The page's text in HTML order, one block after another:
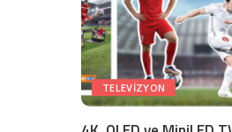
TELEVIZYON